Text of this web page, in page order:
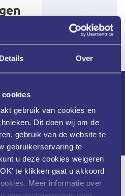
Details Over
cookies
gebruik van cookies en
Dit doen wij om de
gebruik van de website te
gebruikerservaring te
u deze cookies weigeren
te klikken gaat u akkoord
Meer informatie over